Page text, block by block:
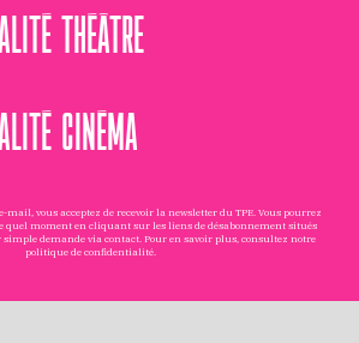
THÉÂTRE
CINÉMA
mail, vous acceptez de recevoir la newsletter du TPE. Vous pourrez
quel moment en cliquant sur les liens de désabonnement situés
simple demande viacontact. Pour en savoir plus, consultez notre
politique de confidentialité.